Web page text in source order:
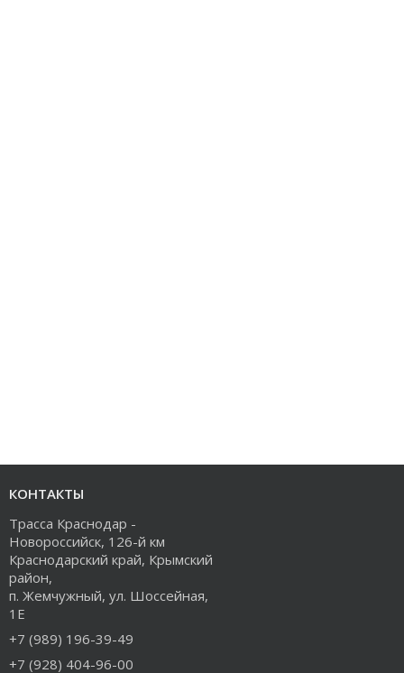
КОНТАКТЫ
Трасса Краснодар -
Новороссийск, 126-й км
Краснодарский край, Крымский
район,
п. Жемчужный, ул. Шоссейная,
1Е
+7 (989) 196-39-49
+7 (928) 404-96-00